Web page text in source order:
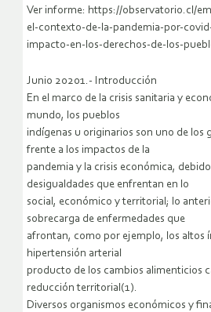
Ver informe: https://observatorio.cl/
el-contexto-de-la-pandemia-por-
impacto-en-los-derechos-de-los-
Junio 20201.- Introducción
En el marco de la crisis sanitaria y
mundo, los pueblos
indígenas u originarios son uno de los
frente a los impactos de la
pandemia y la crisis económica, debido
desigualdades que enfrentan en lo
social, económico y territorial; lo
sobrecarga de enfermedades que
afrontan, como por ejemplo, los altos
hipertensión arterial
producto de los cambios alimenticios
reducción territorial(1).
Diversos organismos económicos y